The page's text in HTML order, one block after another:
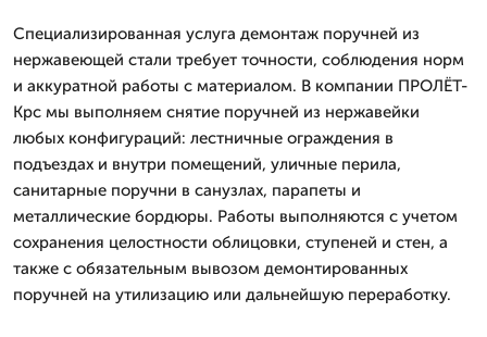
Специализированная услуга демонтаж поручней из
нержавеющей стали требует точности, соблюдения норм
и аккуратной работы с материалом. В компании ПРОЛЁТ-
Крс мы выполняем снятие поручней из нержавейки
любых конфигураций: лестничные ограждения в
подъездах и внутри помещений, уличные перила,
санитарные поручни в санузлах, парапеты и
металлические бордюры. Работы выполняются с учетом
сохранения целостности облицовки, ступеней и стен, а
также с обязательным вывозом демонтированных
поручней на утилизацию или дальнейшую переработку.